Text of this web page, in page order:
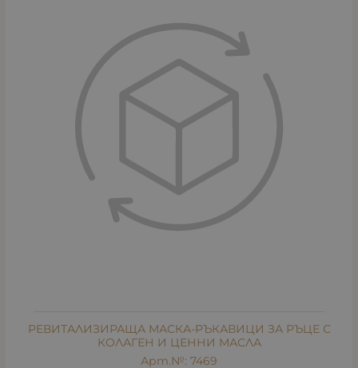
РЕВИТАЛИЗИРАЩА МАСКА-РЪКАВИЦИ ЗА РЪЦЕ С
КОЛАГЕН И ЦЕННИ МАСЛА
Арт.№: 7469